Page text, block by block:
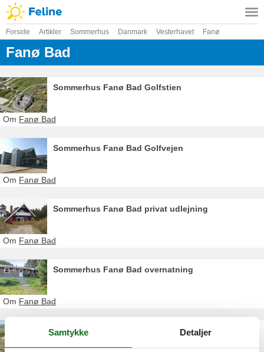
Forside Artikler Sommerhus Danmark Vesterhavet Fanø
Fanø Bad
Sommerhus Fanø Bad Golfstien
Om Fanø Bad
Sommerhus Fanø Bad Golfvejen
Om Fanø Bad
Sommerhus Fanø Bad privat udlejning
Om Fanø Bad
Sommerhus Fanø Bad overnatning
Om Fanø Bad
Sommerhus Fanø Bad uge 2
Samtykke Detaljer